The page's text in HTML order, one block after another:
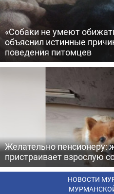
«Собаки не умеют
объяснил истинные
поведения питомцев
Желательно пенсионеру:
пристраивает взрослую
НОВОСТИ